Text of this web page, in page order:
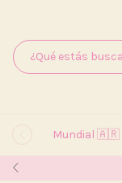
Mundial 🇦🇷